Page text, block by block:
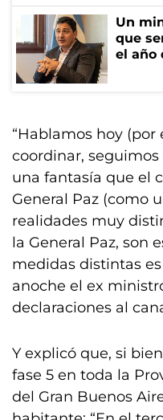
Un
que
el año
“Hablamos hoy (por
coordinar,
una fantasía que el
General Paz (como
realidades muy
la General Paz, son
medidas distintas
anoche el ex
declaraciones al
Y explicó que, si
fase 5 en toda la
del Gran Buenos